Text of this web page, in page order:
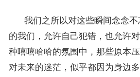
我们之所以对这些瞬间念念
的我们，允许自己犯错，也允许
种嘻嘻哈哈的氛围中，那些原本压
对未来的迷茫，似乎都因为身边